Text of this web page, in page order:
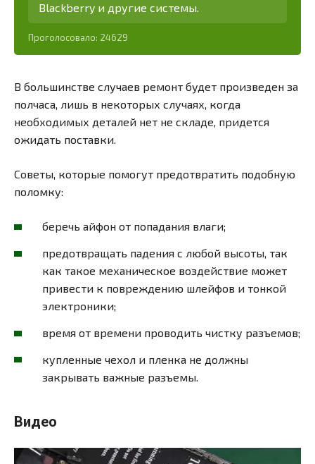
Blackberry и другие системы.
Проголосовало: 24629
В большинстве случаев ремонт будет произведен за
полчаса, лишь в некоторых случаях, когда
необходимых деталей нет не складе, придется
ожидать поставки.
Советы, которые помогут предотвратить подобную
поломку:
беречь айфон от попадания влаги;
предотвращать падения с любой высоты, так
как такое механическое воздействие может
привести к повреждению шлейфов и тонкой
электроники;
время от времени проводить чистку разъемов;
купленные чехол и пленка не должны
закрывать важные разъемы.
Видео